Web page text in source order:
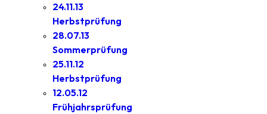
24.11.13
Herbstprüfung
28.07.13
Sommerprüfung
25.11.12
Herbstprüfung
12.05.12
Frühjahrsprüfung